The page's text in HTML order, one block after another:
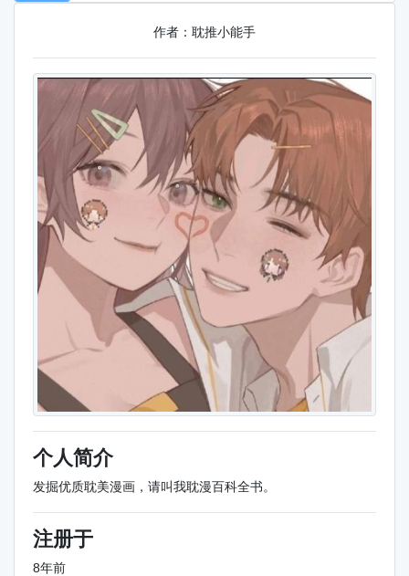
作者：耽推小能手
个人简介
发掘优质耽美漫画，请叫我耽漫百科全书。
注册于
8年前